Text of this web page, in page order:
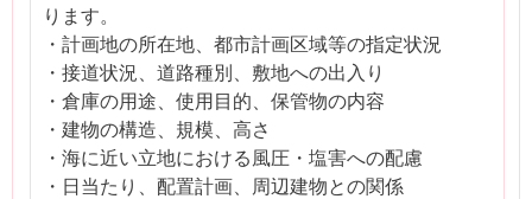
ります。
・計画地の所在地、都市計画区域等の指定状況
・接道状況、道路種別、敷地への出入り
・倉庫の用途、使用目的、保管物の内容
・建物の構造、規模、高さ
・海に近い立地における風圧・塩害への配慮
・日当たり、配置計画、周辺建物との関係